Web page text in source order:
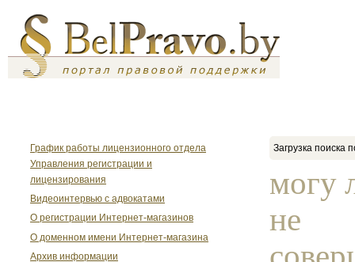
График работы лицензионного отдела
Управления регистрации и
лицензирования
Видеоинтервью с адвокатами
О регистрации Интернет-магазинов
О доменном имени Интернет-магазина
Архив информации
Загрузка поиска
могу
не